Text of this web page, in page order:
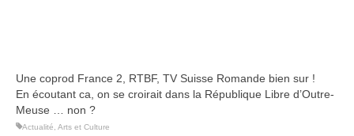
Une coprod France 2, RTBF, TV Suisse Romande bien sur !
En écoutant ca, on se croirait dans la République Libre d’Outre-
Meuse … non ?
Actualité Arts et Culture